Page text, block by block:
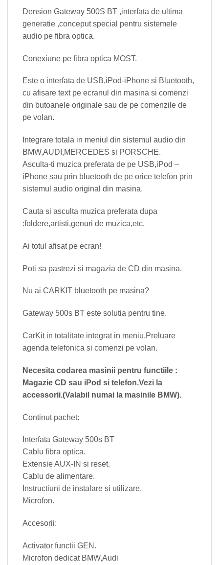
Dension Gateway 500S BT ,interfata de ultima
generatie ,conceput special pentru sistemele
audio pe fibra optica.
Conexiune pe fibra optica MOST.
Este o interfata de USB,iPod-iPhone si Bluetooth,
cu afisare text pe ecranul din masina si comenzi
din butoanele originale sau de pe comenzile de
pe volan.
Integrare totala in meniul din sistemul audio din
BMW,AUDI,MERCEDES si PORSCHE.
Asculta-ti muzica preferata de pe USB,iPod –
iPhone sau prin bluetooth de pe orice telefon prin
sistemul audio original din masina.
Cauta si asculta muzica preferata dupa
:foldere,artisti,genuri de muzica,etc.
Ai totul afisat pe ecran!
Poti sa pastrezi si magazia de CD din masina.
Nu ai CARKIT bluetooth pe masina?
Gateway 500s BT este solutia pentru tine.
CarKit in totalitate integrat in meniu.Preluare
agenda telefonica si comenzi pe volan.
Necesita codarea masinii pentru functiile :
Magazie CD sau iPod si telefon.Vezi la
accessorii.(Valabil numai la masinile BMW).
Continut pachet:
Interfata Gateway 500s BT
Cablu fibra optica.
Extensie AUX-IN si reset.
Cablu de alimentare.
Instructiuni de instalare si utilizare.
Microfon.
Accesorii:
Activator functii GEN.
Microfon dedicat BMW,Audi